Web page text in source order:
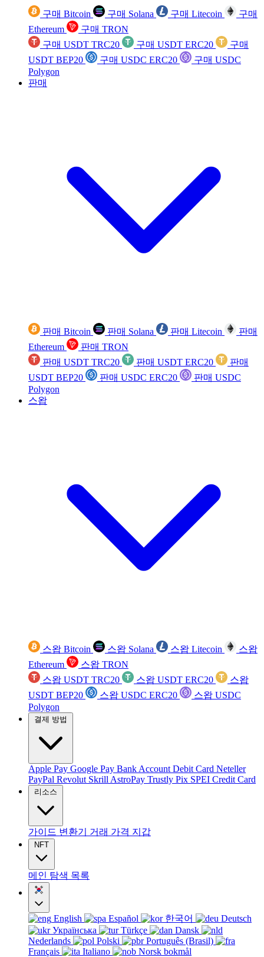
구매 Bitcoin 구매 Solana 구매 Litecoin
구매
Ethereum
구매 TRON
구매 USDT TRC20
구매 USDT ERC20
구매
USDT BEP20
구매 USDC ERC20
구매 USDC
Polygon
판매
판매 Bitcoin 판매 Solana 판매 Litecoin
판매
Ethereum
판매 TRON
판매 USDT TRC20
판매 USDT ERC20
판매
USDT BEP20
판매 USDC ERC20
판매 USDC
Polygon
스왑
스왑 Bitcoin 스왑 Solana 스왑 Litecoin
스왑
Ethereum
스왑 TRON
스왑 USDT TRC20
스왑 USDT ERC20
스왑
USDT BEP20
스왑 USDC ERC20
스왑 USDC
Polygon
결제 방법
Apple Pay Google Pay Bank Account Debit Card Neteller
PayPal Revolut Skrill AstroPay Trustly Pix SPEI Credit Card
리소스
가이드 변환기 거래 가격 지갑
NFT
메인 탐색 목록
English Español 한국어
Deutsch
Українська
Türkçe
Dansk
Nederlands
Polski
Português (Brasil)
Français
Italiano
Norsk bokmål